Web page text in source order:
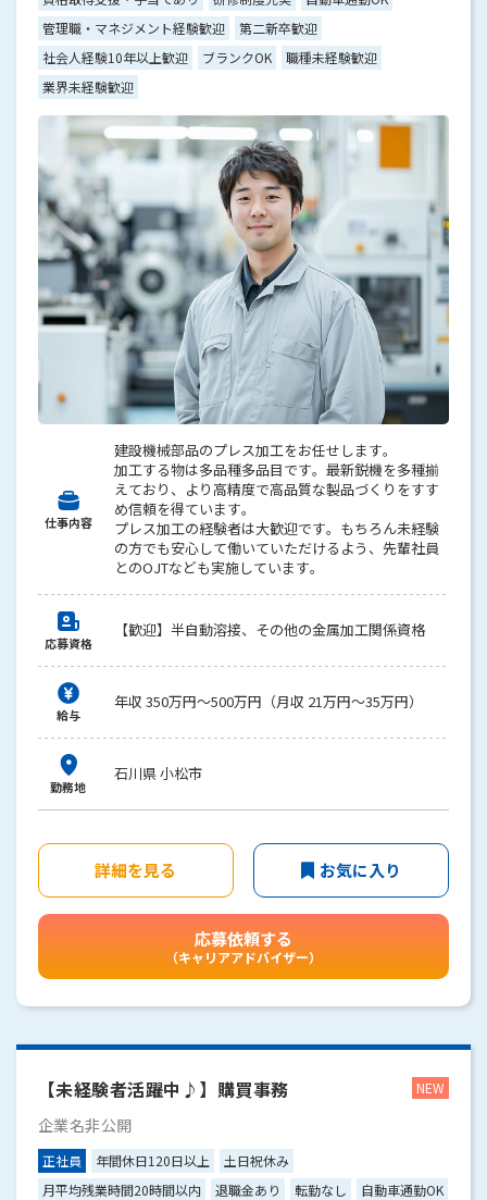
管理職・マネジメント経験歓迎
第二新卒歓迎
社会人経験10年以上歓迎
ブランクOK
職種未経験歓迎
業界未経験歓迎
仕事内容
建設機械部品のプレス加工をお任せします。
加工する物は多品種多品目です。最新鋭機を多種揃
えており、より高精度で高品質な製品づくりをすす
め信頼を得ています。
プレス加工の経験者は大歓迎です。もちろん未経験
の方でも安心して働いていただけるよう、先輩社員
とのОJTなども実施しています。
応募資格
【歓迎】半自動溶接、その他の金属加工関係資格
給与
年収 350万円～500万円（月収 21万円～35万円）
勤務地
石川県 小松市
詳細を見る
応募依頼する
（キャリアアドバイザー）
お気に入り
【未経験者活躍中♪】購買事務
企業名非公開
正社員 年間休日120日以上
土日祝休み
月平均残業時間20時間以内
退職金あり 転勤なし
自動車通勤OK